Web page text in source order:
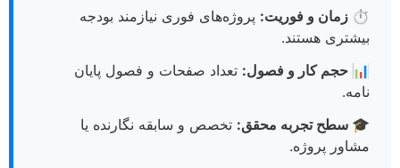
⏱️ زمان و فوریت: پروژه‌های فوری نیازمند بودجه
بیشتری هستند.
📊 حجم کار و فصول: تعداد صفحات و فصول پایان
نامه.
🎓 سطح تجربه محقق: تخصص و سابقه نگارنده یا
مشاور پروژه.